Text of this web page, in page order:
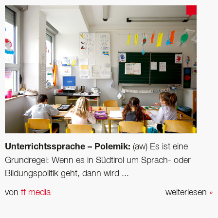
Unterrichtssprache – Polemik: (aw) Es ist eine
Grundregel: Wenn es in Südtirol um Sprach- oder
Bildungspolitik geht, dann wird ...
weiterlesen »
von ff media